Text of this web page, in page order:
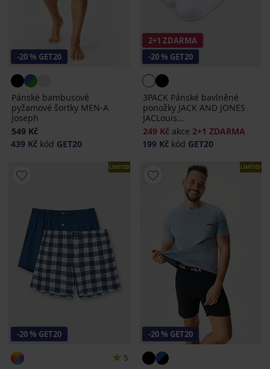
-20 % GET20
Pánské bambusové
pyžamové šortky MEN-A
Joseph
549 Kč
439 Kč kód GET20
2+1 ZDARMA
-20 % GET20
3PACK Pánské bavlněné
ponožky JACK AND JONES
JACLouis...
249 Kč akce 2+1 ZDARMA
199 Kč kód GET20
LIMITED
-20 % GET20
5
LIMITED
-20 % GET20